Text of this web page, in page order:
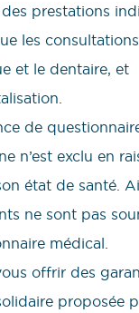
prestations
les
et le dentaire, et
de
n’est exclu en
état de santé.
ne sont pas
médical.
offrir des
proposée